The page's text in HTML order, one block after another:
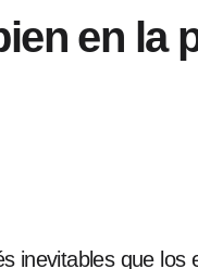
en la
inevitables que los